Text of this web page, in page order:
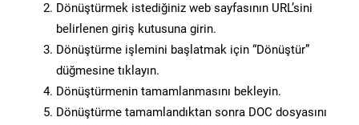
Dönüştürmek istediğiniz web sayfasının URL’sini
belirlenen giriş kutusuna girin.
Dönüştürme işlemini başlatmak için “Dönüştür”
düğmesine tıklayın.
Dönüştürmenin tamamlanmasını bekleyin.
Dönüştürme tamamlandıktan sonra DOC dosyasını